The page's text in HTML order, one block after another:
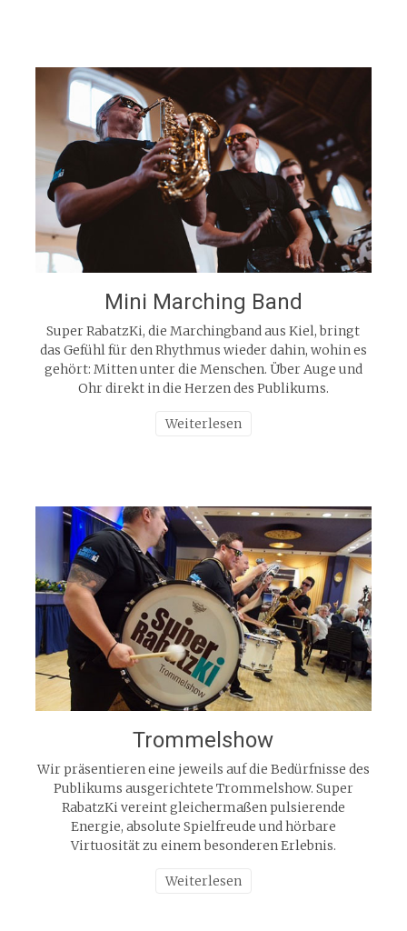
Mini Marching Band
Super RabatzKi, die Marchingband aus Kiel, bringt
das Gefühl für den Rhythmus wieder dahin, wohin es
gehört: Mitten unter die Menschen. Über Auge und
Ohr direkt in die Herzen des Publikums.
Weiterlesen
Trommelshow
Wir präsentieren eine jeweils auf die Bedürfnisse des
Publikums ausgerichtete Trommelshow. Super
RabatzKi vereint gleichermaßen pulsierende
Energie, absolute Spielfreude und hörbare
Virtuosität zu einem besonderen Erlebnis.
Weiterlesen